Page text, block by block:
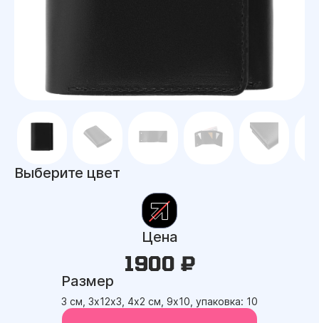
Выберите цвет
Цена
1900 ₽
Размер
3 см, 3х12х3, 4х2 см, 9х10, упаковка: 10